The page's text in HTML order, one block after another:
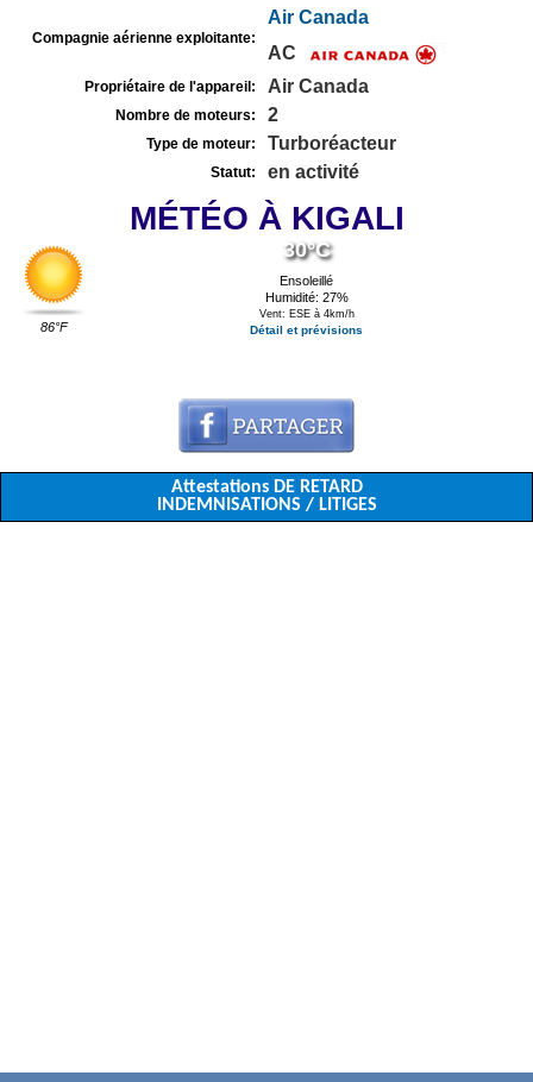
Compagnie aérienne exploitante:
Air Canada
AC
Propriétaire de l'appareil: Air Canada
Nombre de moteurs: 2
Type de moteur: Turboréacteur
Statut: en activité
MÉTÉO À KIGALI
86°F
30°C
Ensoleillé
Humidité: 27%
Vent: ESE à 4km/h
Détail et prévisions
Attestations DE RETARD
INDEMNISATIONS / LITIGES